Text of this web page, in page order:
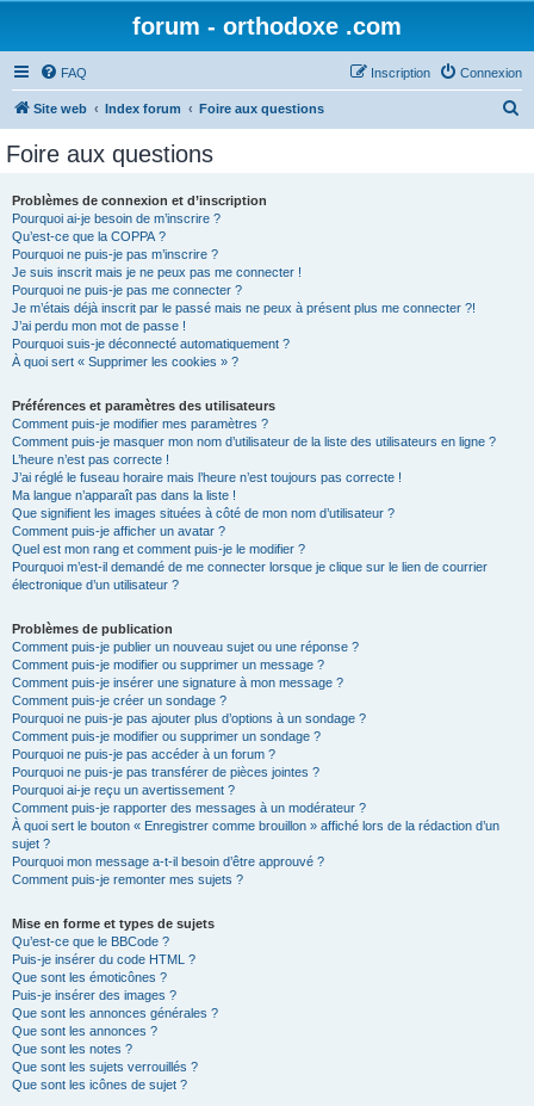
forum - orthodoxe .com
FAQ Connexion
Inscription
Site web Index forum Foire aux questions
Foire aux questions
Problèmes de connexion et d’inscription
Pourquoi ai-je besoin de m’inscrire ?
Qu’est-ce que la COPPA ?
Pourquoi ne puis-je pas m’inscrire ?
Je suis inscrit mais je ne peux pas me connecter !
Pourquoi ne puis-je pas me connecter ?
Je m’étais déjà inscrit par le passé mais ne peux à présent plus me connecter ?!
J’ai perdu mon mot de passe !
Pourquoi suis-je déconnecté automatiquement ?
À quoi sert « Supprimer les cookies » ?
Préférences et paramètres des utilisateurs
Comment puis-je modifier mes paramètres ?
Comment puis-je masquer mon nom d’utilisateur de la liste des utilisateurs en ligne ?
L’heure n’est pas correcte !
J’ai réglé le fuseau horaire mais l’heure n’est toujours pas correcte !
Ma langue n’apparaît pas dans la liste !
Que signifient les images situées à côté de mon nom d’utilisateur ?
Comment puis-je afficher un avatar ?
Quel est mon rang et comment puis-je le modifier ?
Pourquoi m’est-il demandé de me connecter lorsque je clique sur le lien de courrier
électronique d’un utilisateur ?
Problèmes de publication
Comment puis-je publier un nouveau sujet ou une réponse ?
Comment puis-je modifier ou supprimer un message ?
Comment puis-je insérer une signature à mon message ?
Comment puis-je créer un sondage ?
Pourquoi ne puis-je pas ajouter plus d’options à un sondage ?
Comment puis-je modifier ou supprimer un sondage ?
Pourquoi ne puis-je pas accéder à un forum ?
Pourquoi ne puis-je pas transférer de pièces jointes ?
Pourquoi ai-je reçu un avertissement ?
Comment puis-je rapporter des messages à un modérateur ?
À quoi sert le bouton « Enregistrer comme brouillon » affiché lors de la rédaction d’un
sujet ?
Pourquoi mon message a-t-il besoin d’être approuvé ?
Comment puis-je remonter mes sujets ?
Mise en forme et types de sujets
Qu’est-ce que le BBCode ?
Puis-je insérer du code HTML ?
Que sont les émoticônes ?
Puis-je insérer des images ?
Que sont les annonces générales ?
Que sont les annonces ?
Que sont les notes ?
Que sont les sujets verrouillés ?
Que sont les icônes de sujet ?